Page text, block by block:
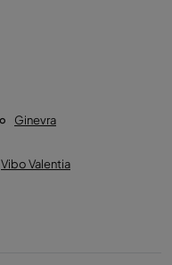
Ginevra
Vibo Valentia